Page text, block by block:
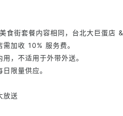
食街套餐内容相同，台北大巨蛋店
需加收 10% 服务费。
用，不适用于外带外送。
日限量供应。
放送